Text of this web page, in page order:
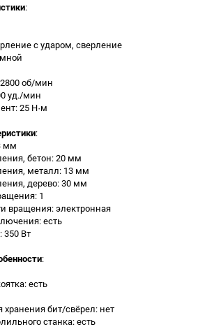
(точила)
и
:
с ударом, сверление
об/мин
уд./мин
25 Н·м
:
мм
бетон: 20 мм
металл: 13 мм
дерево: 30 мм
1
вращения: электронная
есть
Вт
:
есть
хранения бит/свёрел: нет
станка: есть